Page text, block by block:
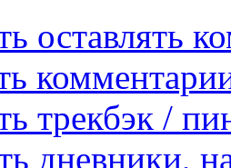
оставлять
трекбэк /
дневники,